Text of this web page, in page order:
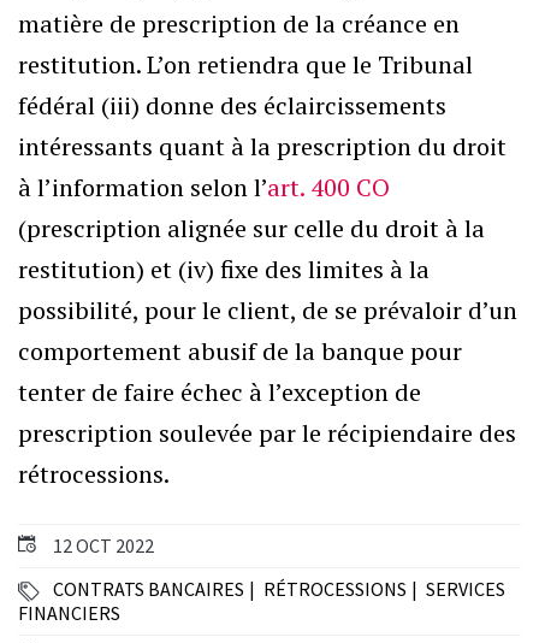
12 OCT 2022
CONTRATS BANCAIRES
RÉTROCESSIONS
SERVICES
FINANCIERS
matière de prescription de la créance en
restitution. L’on retiendra que le Tribunal
fédéral (iii) donne des éclaircissements
intéressants quant à la prescription du droit
à l’information selon l’art. 400 CO
(prescription alignée sur celle du droit à la
restitution) et (iv) fixe des limites à la
possibilité, pour le client, de se prévaloir d’un
comportement abusif de la banque pour
tenter de faire échec à l’exception de
prescription soulevée par le récipiendaire des
rétrocessions.